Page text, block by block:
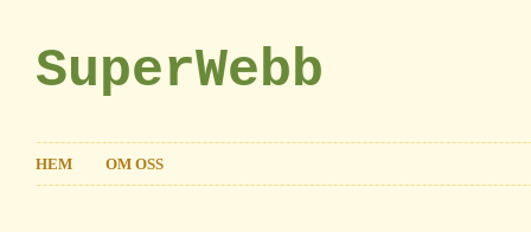
SuperWebb
HEM OM OSS